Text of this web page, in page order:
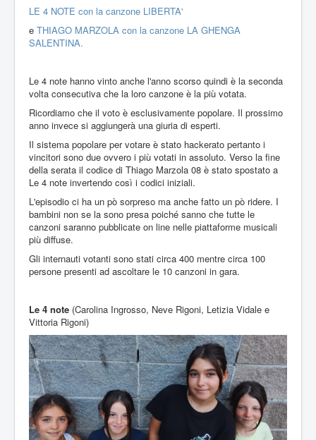
LE 4 NOTE con la canzone LIBERTA'
e THIAGO MARZOLA con la canzone LA GHENGA
SALENTINA.
Le 4 note hanno vinto anche l'anno scorso quindi è la seconda
volta consecutiva che la loro canzone è la più votata.
Ricordiamo che il voto è esclusivamente popolare. Il prossimo
anno invece si aggiungerà una giuria di esperti.
Il sistema popolare per votare è stato hackerato pertanto i
vincitori sono due ovvero i più votati in assoluto. Verso la fine
della serata il codice di Thiago Marzola 08 è stato spostato a
Le 4 note invertendo così i codici iniziali.
L'episodio ci ha un pò sorpreso ma anche fatto un pò ridere. I
bambini non se la sono presa poiché sanno che tutte le
canzoni saranno pubblicate on line nelle piattaforme musicali
più diffuse.
Gli internauti votanti sono stati circa 400 mentre circa 100
persone presenti ad ascoltare le 10 canzoni in gara.
Le 4 note (Carolina Ingrosso, Neve Rigoni, Letizia Vidale e
Vittoria Rigoni)